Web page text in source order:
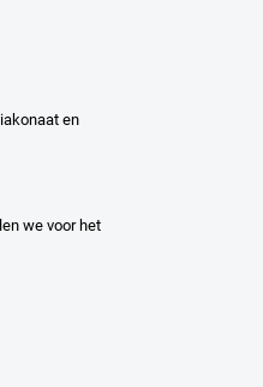
en
we voor het